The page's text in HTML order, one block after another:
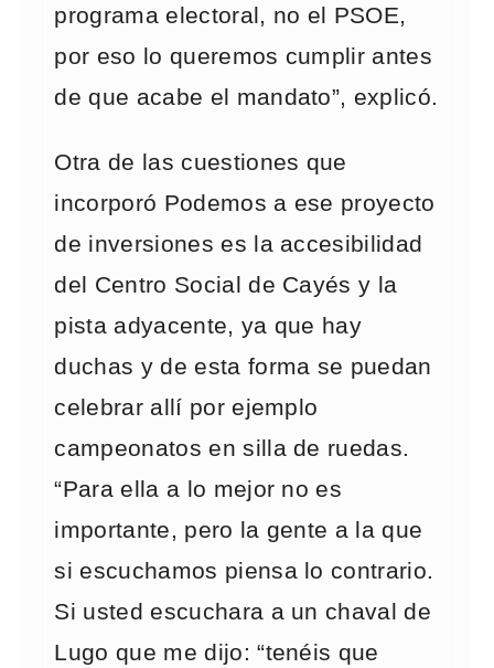
programa electoral, no el PSOE,
por eso lo queremos cumplir antes
de que acabe el mandato”, explicó.
Otra de las cuestiones que
incorporó Podemos a ese proyecto
de inversiones es la accesibilidad
del Centro Social de Cayés y la
pista adyacente, ya que hay
duchas y de esta forma se puedan
celebrar allí por ejemplo
campeonatos en silla de ruedas.
“Para ella a lo mejor no es
importante, pero la gente a la que
si escuchamos piensa lo contrario.
Si usted escuchara a un chaval de
Lugo que me dijo: “tenéis que